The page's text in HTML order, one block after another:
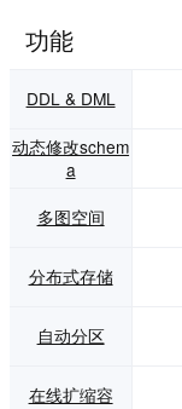
功能
DDL & DML
动态修改schem
a
多图空间
分布式存储
自动分区
在线扩缩容